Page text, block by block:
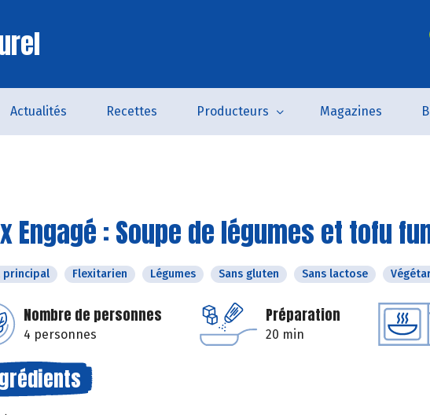
Actualités Recettes Producteurs Magazines
Engagé : Soupe de légumes et tofu
principal Flexitarien Légumes Sans gluten Sans lactose
Nombre de personnes
4 personnes
Préparation
20 min